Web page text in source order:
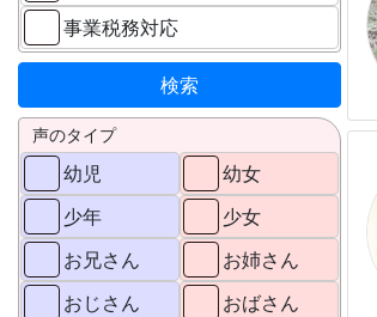
事業税務対応
声のタイプ
幼児
少年
お兄さん
おじさん
幼女
少女
お姉さん
おばさん